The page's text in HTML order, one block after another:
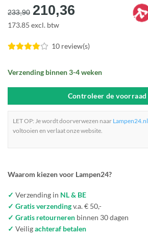
233,90 Oorspronkelijke
prijs
€233,90.
210,36
€210,36.
173.85 excl. btw
10 review(s)
Verzending binnen 3-4 weken
Controleer de voorraad
LET OP: Je wordt doorverwezen naar Lampen24.nl
voltooien en verlaat onze website.
Waarom kiezen voor Lampen24?
✓ Verzending in NL & BE
✓ Gratis verzendingv.a. € 50,-
✓ Gratis retourneren binnen 30 dagen
✓ Veiligachteraf betalen